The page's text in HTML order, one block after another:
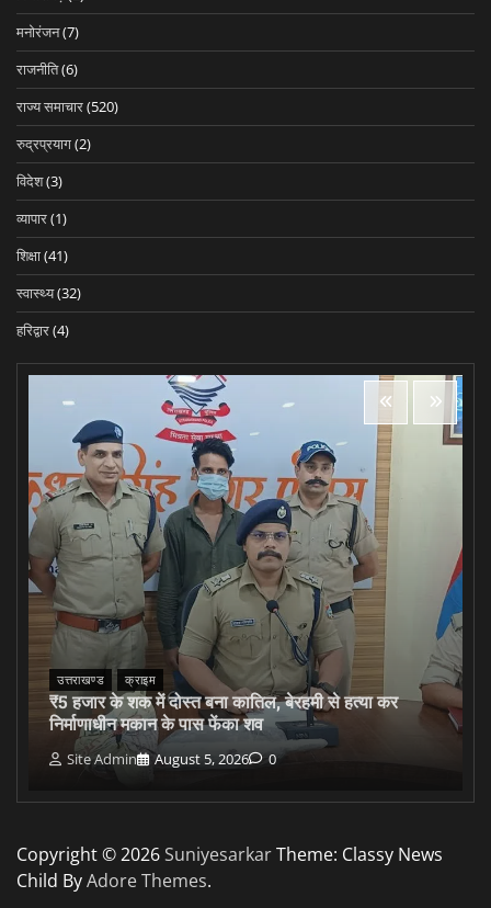
मनोरंजन(7)
राजनीति(6)
राज्य समाचार(520)
रुद्रप्रयाग(2)
विदेश(3)
व्यापार(1)
शिक्षा(41)
स्वास्थ्य(32)
हरिद्वार(4)
उत्तराखण्ड क्राइम
₹5 हजार के शक में दोस्त बना कातिल, बेरहमी से हत्या कर
निर्माणाधीन मकान के पास फेंका शव
Site Admin August 5, 2026 0
Copyright © 2026SuniyesarkarTheme: Classy News
Child ByAdore Themes.